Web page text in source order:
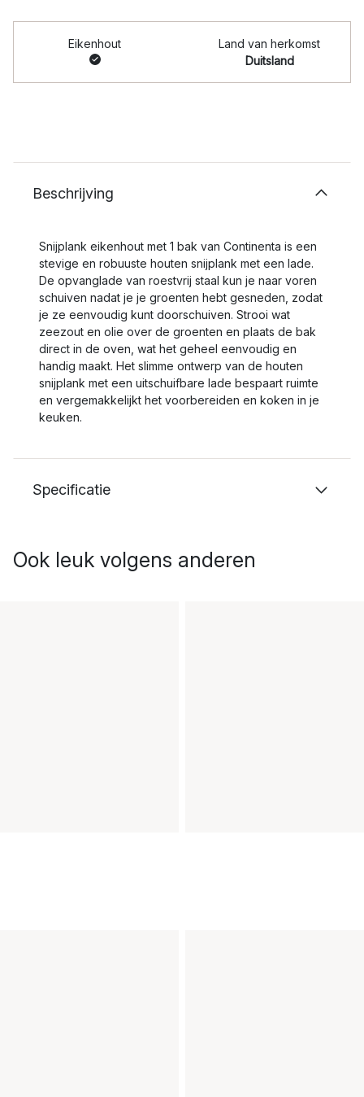
Eikenhout
Land van herkomst
Duitsland
Beschrijving
Snijplank eikenhout met 1 bak van Continenta is een
stevige en robuuste houten snijplank met een lade.
De opvanglade van roestvrij staal kun je naar voren
schuiven nadat je je groenten hebt gesneden, zodat
je ze eenvoudig kunt doorschuiven. Strooi wat
zeezout en olie over de groenten en plaats de bak
direct in de oven, wat het geheel eenvoudig en
handig maakt. Het slimme ontwerp van de houten
snijplank met een uitschuifbare lade bespaart ruimte
en vergemakkelijkt het voorbereiden en koken in je
keuken.
Specificatie
Ook leuk volgens anderen